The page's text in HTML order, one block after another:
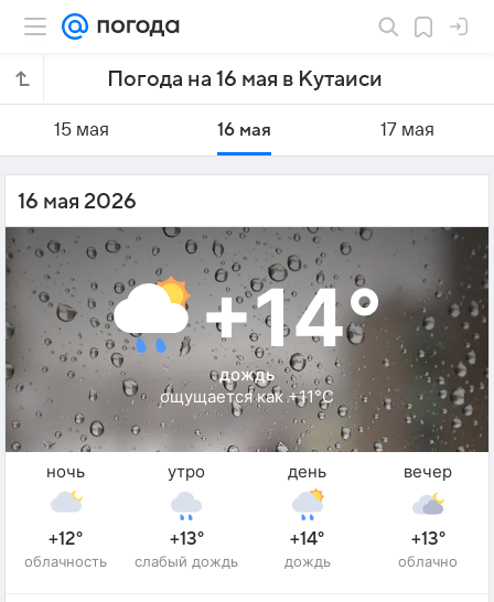
Погода на 16 мая в Кутаиси
15 мая 16 мая 17 мая
16 мая 2026
+14°
дождь
ощущается как +11°C
ночь
+12°
облачность
утро
+13°
слабый дождь
день
+14°
дождь
вечер
+13°
облачно